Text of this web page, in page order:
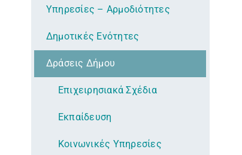
Υπηρεσίες – Αρμοδιότητες
Δημοτικές Ενότητες
Δράσεις Δήμου
Επιχειρησιακά Σχέδια
Εκπαίδευση
Κοινωνικές Υπηρεσίες